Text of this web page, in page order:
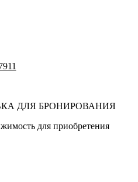
ДЛЯ БРОНИРОВАНИЯ
для приобретения